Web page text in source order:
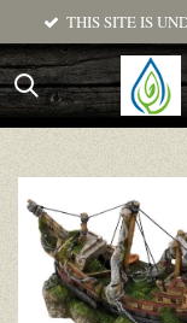
direct
naar
de
THIS SITE IS